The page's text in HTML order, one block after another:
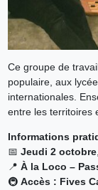
Ce groupe de
populaire, aux
internationales.
entre les territoires
Informations
📅 Jeudi 2 octobre
📍 À la Loco –
🚇 Accès : Fives